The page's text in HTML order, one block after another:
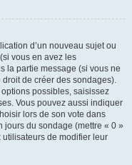
d’un nouveau sujet ou
vous en avez les
la partie message (si vous ne
droit de créer des sondages).
possibles, saisissez
Vous pouvez aussi indiquer
lors de son vote dans
jours du sondage (mettre « 0 »
de modifier leur